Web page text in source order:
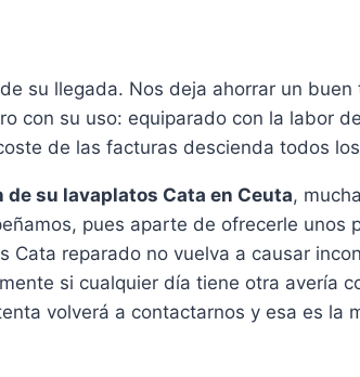
su llegada. Nos deja ahorrar un
con su uso: equiparado con la labor
de las facturas descienda todos
de su lavaplatos Cata en Ceuta,
pues aparte de ofrecerle unos
reparado no vuelva a causar
si cualquier día tiene otra avería
volverá a contactarnos y esa es la